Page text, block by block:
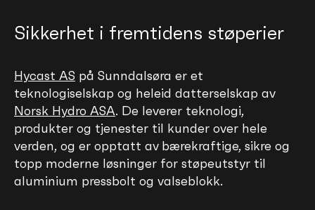
Sikkerhet i fremtidens støperier
Hycast AS på Sunndalsøra er et
teknologiselskap og heleid datterselskap av
Norsk Hydro ASA. De leverer teknologi,
produkter og tjenester til kunder over hele
verden, og er opptatt av bærekraftige, sikre og
topp moderne løsninger for støpeutstyr til
aluminium pressbolt og valseblokk.